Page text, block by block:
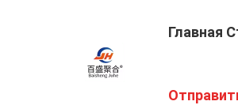
Главная